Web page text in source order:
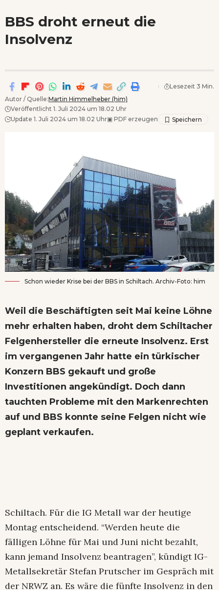
BBS droht erneut die
Insolvenz
Autor / Quelle:Martin Himmelheber (him)
Veröffentlicht 1. Juli 2024 um 18.02 Uhr
Update 1. Juli 2024 um 18.02 Uhr▣ PDF erzeugen
Lesezeit 3 Min.
Schon wieder Krise bei der BBS in Schiltach. Archiv-Foto: him
Weil die Beschäftigten seit Mai keine Löhne
mehr erhalten haben, droht dem Schiltacher
Felgenhersteller die erneute Insolvenz. Erst
im vergangenen Jahr hatte ein türkischer
Konzern BBS gekauft und große
Investitionen angekündigt. Doch dann
tauchten Probleme mit den Markenrechten
auf und BBS konnte seine Felgen nicht wie
geplant verkaufen.
Schiltach. Für die IG Metall war der heutige
Montag entscheidend. “Werden heute die
fälligen Löhne für Mai und Juni nicht bezahlt,
kann jemand Insolvenz beantragen”, kündigt IG-
Metallsekretär Stefan Prutscher im Gespräch mit
der NRWZ an. Es wäre die fünfte Insolvenz in den